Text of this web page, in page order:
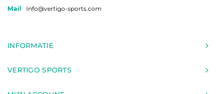
Mail
Info@vertigo-sports.com
INFORMATIE
VERTIGO SPORTS